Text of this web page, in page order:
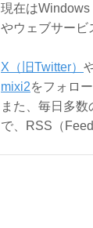
現在はWindows
やウェブサービ
X（旧Twitter）
mixi2をフォロ
また、毎日多
で、RSS（